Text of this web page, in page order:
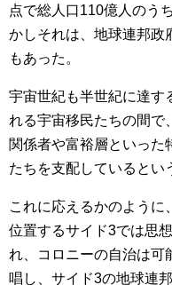
点で総人口110億人のう
かしそれは、地球連邦政
もあった。
宇宙世紀も半世紀に達す
れる宇宙移民たちの間で
関係者や富裕層といった
たちを支配しているとい
これに応えるかのように
位置するサイド3では思
れ、コロニーの自治は可
唱し、サイド3の地球連